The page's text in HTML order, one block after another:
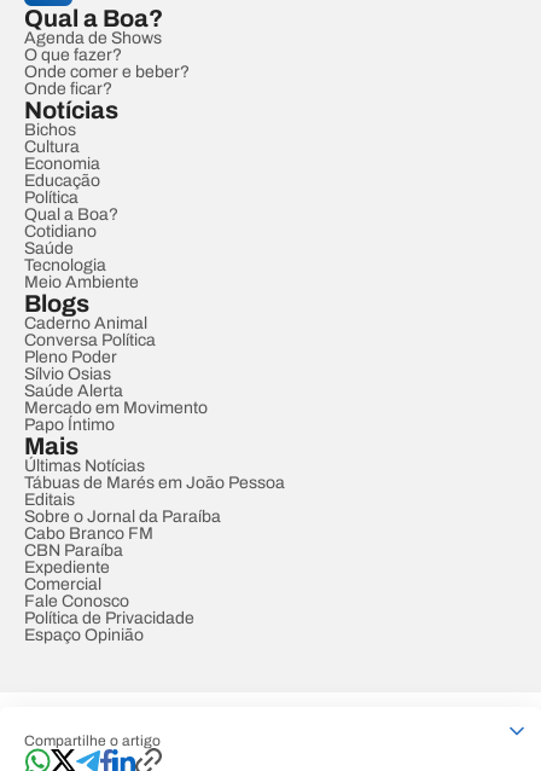
Compartilhe o artigo
Qual a Boa?
Agenda de Shows
O que fazer?
Onde comer e beber?
Onde ficar?
Notícias
Bichos
Cultura
Economia
Educação
Política
Qual a Boa?
Cotidiano
Saúde
Tecnologia
Meio Ambiente
Blogs
Caderno Animal
Conversa Política
Pleno Poder
Sílvio Osias
Saúde Alerta
Mercado em Movimento
Papo Íntimo
Mais
Últimas Notícias
Tábuas de Marés em João Pessoa
Editais
Sobre o Jornal da Paraíba
Cabo Branco FM
CBN Paraíba
Expediente
Comercial
Fale Conosco
Política de Privacidade
Espaço Opinião
Developed by Designed by